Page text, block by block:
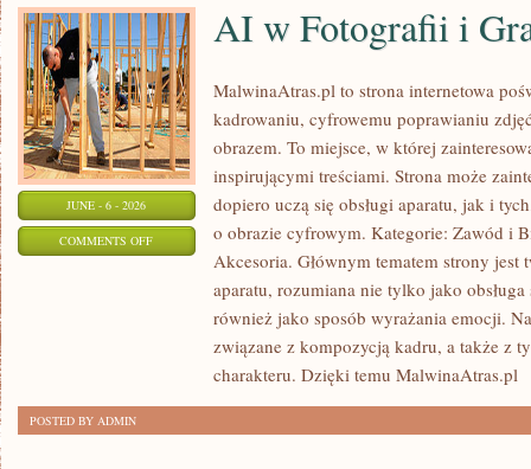
JUNE - 6 - 2026
COMMENTS OFFON
FOTOGRAFII
AI w Fotografii i
MalwinaAtras.pl to strona internetowa
kadrowaniu, cyfrowemu poprawianiu
obrazem. To miejsce, w której
inspirującymi treściami. Strona może
dopiero uczą się obsługi aparatu, jak i
o obrazie cyfrowym. Kategorie: Zawód i
Akcesoria. Głównym tematem strony jest
aparatu, rozumiana nie tylko jako
również jako sposób wyrażania emocji.
związane z kompozycją kadru, a także z
charakteru. Dzięki temu MalwinaAtras.pl
POSTED BY ADMIN